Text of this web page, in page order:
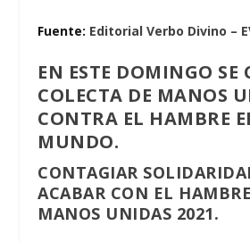
Fuente: Editorial Verbo Divino –
EN ESTE DOMINGO SE
COLECTA DE MANOS
CONTRA EL HAMBRE
MUNDO.
CONTAGIAR
ACABAR CON EL
MANOS UNIDAS 2021.